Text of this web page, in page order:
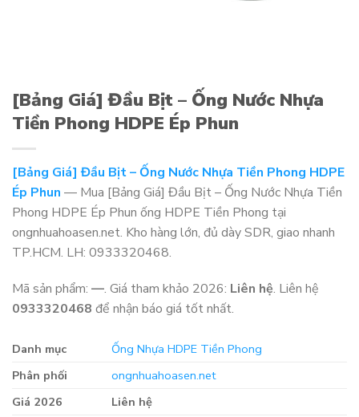
[Bảng Giá] Đầu Bịt – Ống Nước Nhựa
Tiền Phong HDPE Ép Phun
[Bảng Giá] Đầu Bịt – Ống Nước Nhựa Tiền Phong HDPE
Ép Phun — Mua [Bảng Giá] Đầu Bịt – Ống Nước Nhựa Tiền
Phong HDPE Ép Phun ống HDPE Tiền Phong tại
ongnhuahoasen.net. Kho hàng lớn, đủ dày SDR, giao nhanh
TP.HCM. LH: 0933320468.
Mã sản phẩm: —. Giá tham khảo 2026: Liên hệ. Liên hệ
0933320468 để nhận báo giá tốt nhất.
Danh mục
Ống Nhựa HDPE Tiền Phong
Phân phối
ongnhuahoasen.net
Giá 2026
Liên hệ